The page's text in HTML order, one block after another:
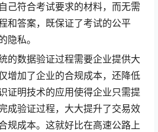
己符合考试要求的材料，而无需
和答案，既保证了考试的公平
隐私。
的数据验证过程需要企业提供大
增加了企业的合规成本，还降低
证明技术的应用使得企业只需提
成验证过程，大大提升了交易效
规成本。这就好比在高速公路上